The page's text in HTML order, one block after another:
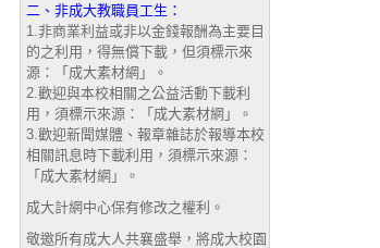
二、非成大教職員工生：
1.非商業利益或非以金錢報酬為主要目
的之利用，得無償下載，但須標示來
源：「成大素材網」。
2.歡迎與本校相關之公益活動下載利
用，須標示來源：「成大素材網」。
3.歡迎新聞媒體、報章雜誌於報導本校
相關訊息時下載利用，須標示來源：
「成大素材網」。
成大計網中心保有修改之權利。
敬邀所有成大人共襄盛舉，將成大校園